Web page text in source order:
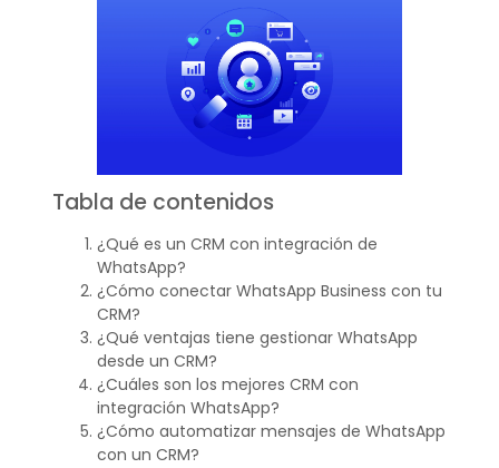
Tabla de contenidos
¿Qué es un CRM con integración de
WhatsApp?
¿Cómo conectar WhatsApp Business con tu
CRM?
¿Qué ventajas tiene gestionar WhatsApp
desde un CRM?
¿Cuáles son los mejores CRM con
integración WhatsApp?
¿Cómo automatizar mensajes de WhatsApp
con un CRM?